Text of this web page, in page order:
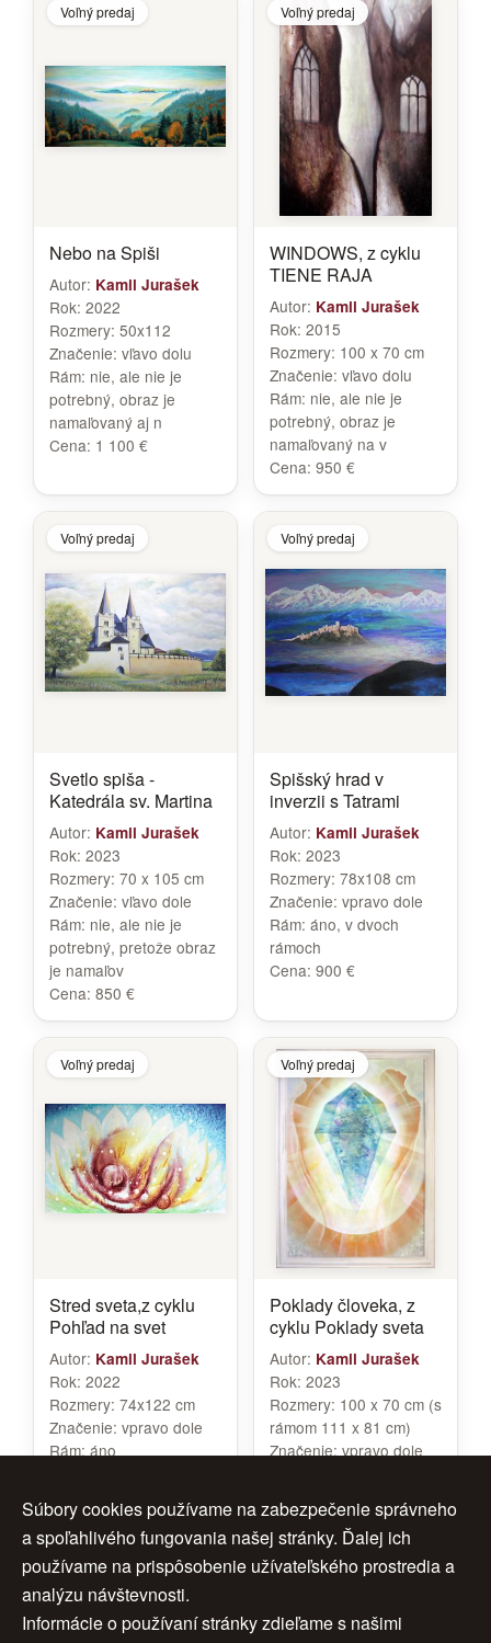
Voľný predaj
Nebo na Spiši
Autor: Kamil Jurašek
Rok: 2022
Rozmery: 50x112
Značenie: vľavo dolu
Rám: nie, ale nie je
potrebný, obraz je
namaľovaný aj n
Cena: 1 100 €
Voľný predaj
WINDOWS, z cyklu
TIENE RAJA
Autor: Kamil Jurašek
Rok: 2015
Rozmery: 100 x 70 cm
Značenie: vľavo dolu
Rám: nie, ale nie je
potrebný, obraz je
namaľovaný na v
Cena: 950 €
Voľný predaj
Svetlo spiša -
Katedrála sv. Martina
Autor: Kamil Jurašek
Rok: 2023
Rozmery: 70 x 105 cm
Značenie: vľavo dole
Rám: nie, ale nie je
potrebný, pretože obraz
je namaľov
Cena: 850 €
Voľný predaj
Spišský hrad v
inverzii s Tatrami
Autor: Kamil Jurašek
Rok: 2023
Rozmery: 78x108 cm
Značenie: vpravo dole
Rám: áno, v dvoch
rámoch
Cena: 900 €
Voľný predaj
Stred sveta,z cyklu
Pohľad na svet
Autor: Kamil Jurašek
Rok: 2022
Rozmery: 74x122 cm
Značenie: vpravo dole
Rám:áno
Voľný predaj
Poklady človeka, z
cyklu Poklady sveta
Autor: Kamil Jurašek
Rok: 2023
Rozmery: 100 x 70 cm (s
rámom 111 x 81 cm)
Značenie:vpravo dole
1
Súbory cookies používame na zabezpečenie správneho
a spoľahlivého fungovania našej stránky. Ďalej ich
používame na prispôsobenie užívateľského prostredia a
analýzu návštevnosti.
Informácie o používaní stránky zdieľame s našimi